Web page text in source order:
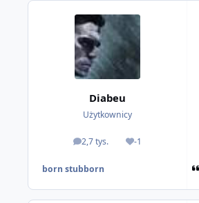
Diabeu
Użytkownicy
2,7 tys.
odpowiedzi-1
Reputacja
born stubborn